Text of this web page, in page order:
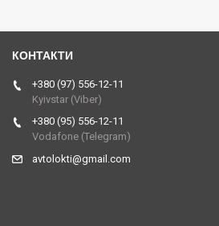
+380 (97) 556-12-11
Kyivstar (Viber)
+380 (95) 556-12-11
Vodafone (Telegram)
avtolokti@gmail.com